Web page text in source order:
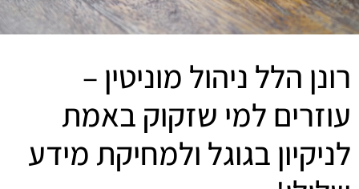
רונן הלל ניהול מוניטין –
עוזרים למי שזקוק באמת
לניקיון בגוגל ולמחיקת מידע